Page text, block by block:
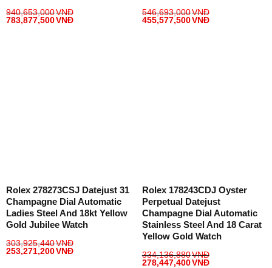
940,653,000VNĐ
783,877,500VNĐ
546,693,000VNĐ
455,577,500VNĐ
Rolex 278273CSJ Datejust 31
Champagne Dial Automatic
Ladies Steel And 18kt Yellow
Gold Jubilee Watch
303,925,440VNĐ
253,271,200VNĐ
Rolex 178243CDJ Oyster
Perpetual Datejust
Champagne Dial Automatic
Stainless Steel And 18 Carat
Yellow Gold Watch
334,136,880VNĐ
278,447,400VNĐ